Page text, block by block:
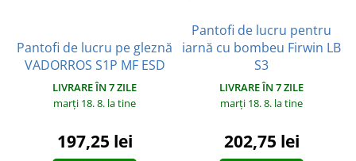
Pantofi de lucru pe gleznă
VADORROS S1P MF ESD
LIVRARE ÎN 7 ZILE
marți 18. 8. la tine
197,25 lei
Pantofi de lucru pentru
iarnă cu bombeu Firwin LB
S3
LIVRARE ÎN 7 ZILE
marți 18. 8. la tine
202,75 lei